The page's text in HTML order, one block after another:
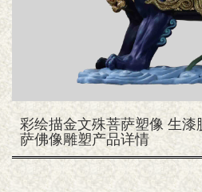
彩绘描金文殊菩萨塑像 生
萨佛像雕塑产品详情